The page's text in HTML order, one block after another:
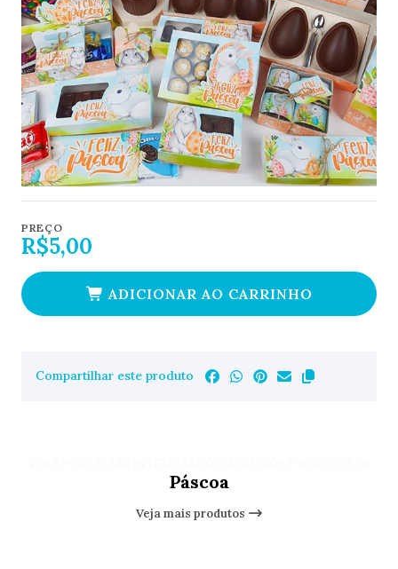
PREÇO
R$5,00
ADICIONAR AO CARRINHO
Compartilhar este produto
Páscoa
Veja mais produtos